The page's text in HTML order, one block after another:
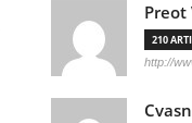
Preot
210
http://